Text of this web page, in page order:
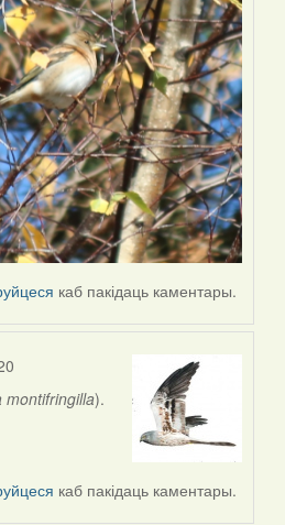
каб пакідаць каментары.
montifringilla).
каб пакідаць каментары.